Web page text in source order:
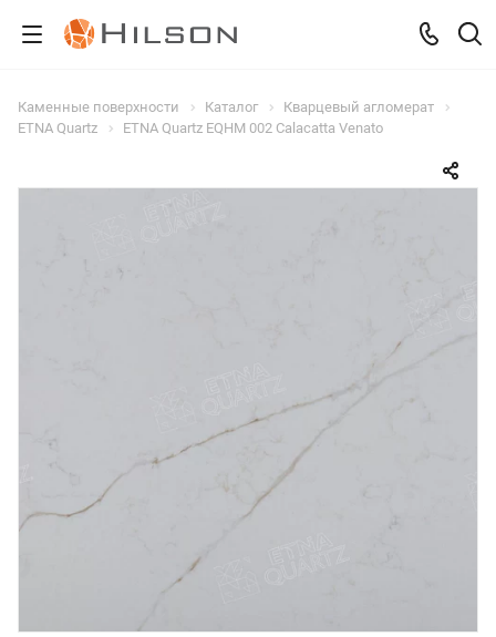
Каменные поверхности Каталог
Кварцевый агломерат
ETNA Quartz
ETNA Quartz EQHM 002 Calacatta Venato